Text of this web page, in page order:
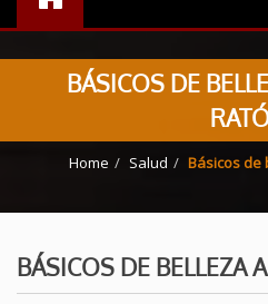
BÁSICOS DE
Home Salud Básicos de
BÁSICOS DE BELLEZA